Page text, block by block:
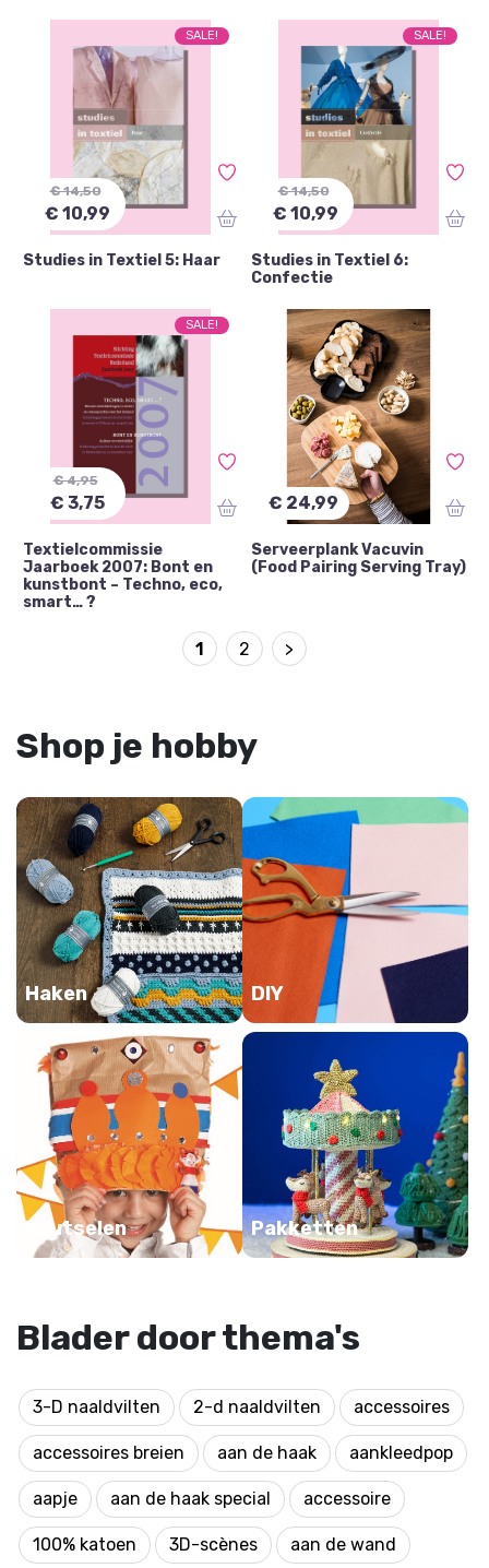
SALE!
€ 14,50
€ 10,99
Studies in Textiel 5: Haar
SALE!
€ 14,50
€ 10,99
Studies in Textiel 6:
Confectie
SALE!
€ 4,95
€ 3,75
Textielcommissie
Jaarboek 2007: Bont en
kunstbont – Techno, eco,
smart… ?
€ 24,99
Serveerplank Vacuvin
(Food Pairing Serving Tray)
1 2 >
Shop je hobby
Haken DIY
Knutselen Pakketten
Blader door thema's
3-D naaldvilten 2-d naaldvilten accessoires
accessoires breien aan de haak aankleedpop
aapje aan de haak special accessoire
100% katoen 3D-scènes aan de wand